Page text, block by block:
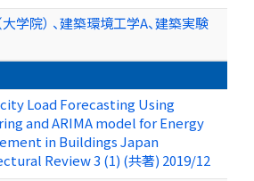
学院） 、建築環境工学A、建築実験
Load Forecasting Using
and ARIMA model for Energy
in Buildings Japan
Review 3 (1) (共著) 2019/12